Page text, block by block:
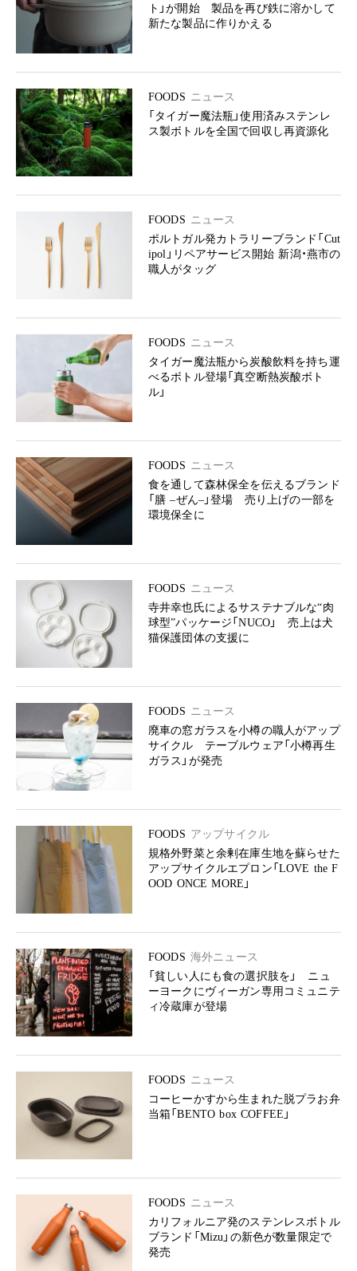
ト」が開始 製品を再び鉄に溶かして
新たな製品に作りかえる
FOODS ニュース
「タイガー魔法瓶」使用済みステンレ
ス製ボトルを全国で回収し再資源化
FOODS ニュース
ポルトガル発カトラリーブランド「Cut
ipol」リペアサービス開始 新潟・燕市の
職人がタッグ
FOODS ニュース
タイガー魔法瓶から炭酸飲料を持ち運
べるボトル登場「真空断熱炭酸ボト
ル」
FOODS ニュース
食を通して森林保全を伝えるブランド
「膳 –ぜん–」登場 売り上げの一部を
環境保全に
FOODS ニュース
寺井幸也氏によるサステナブルな“肉
球型”パッケージ「NUCO」 売上は犬
猫保護団体の支援に
FOODS ニュース
廃車の窓ガラスを小樽の職人がアップ
サイクル テーブルウェア「小樽再生
ガラス」が発売
FOODS アップサイクル
規格外野菜と余剰在庫生地を蘇らせた
アップサイクルエプロン「LOVE the F
OOD ONCE MORE」
FOODS 海外ニュース
「貧しい人にも食の選択肢を」 ニュ
ーヨークにヴィーガン専用コミュニテ
ィ冷蔵庫が登場
FOODS ニュース
コーヒーかすから生まれた脱プラお弁
当箱「BENTO box COFFEE」
FOODS ニュース
カリフォルニア発のステンレスボトル
ブランド「Mizu」の新色が数量限定で
発売